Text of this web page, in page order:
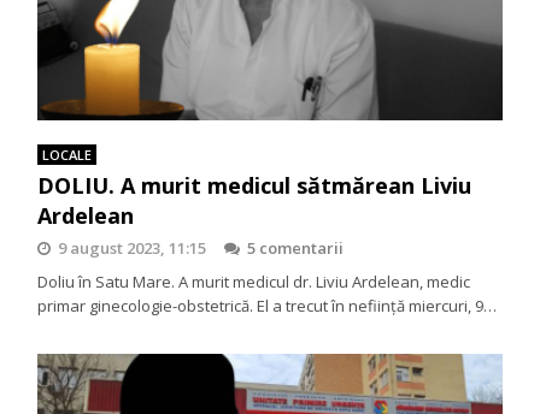
LOCALE
DOLIU. A murit medicul sătmărean Liviu
Ardelean
9 august 2023, 11:15
5 comentarii
Doliu în Satu Mare. A murit medicul dr. Liviu Ardelean, medic
primar ginecologie-obstetrică. El a trecut în neființă miercuri, 9…